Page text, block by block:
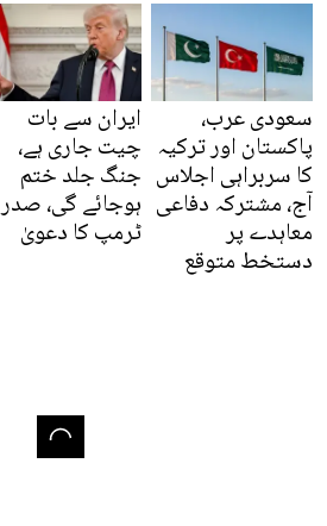
سعودی عرب،
پاکستان اور ترکیہ
کا سربراہی اجلاس
آج، مشترکہ دفاعی
معاہدے پر
دستخط متوقع
ایران سے بات
چیت جاری ہے،
جنگ جلد ختم
ہوجائے گی، صدر
ٹرمپ کا دعویٰ